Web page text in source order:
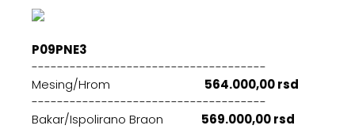
P09PNE3
-------------------------------------
Mesing/Hrom
564.000,00 rsd
-------------------------------------
Bakar/Ispolirano Braon
569.000,00 rsd